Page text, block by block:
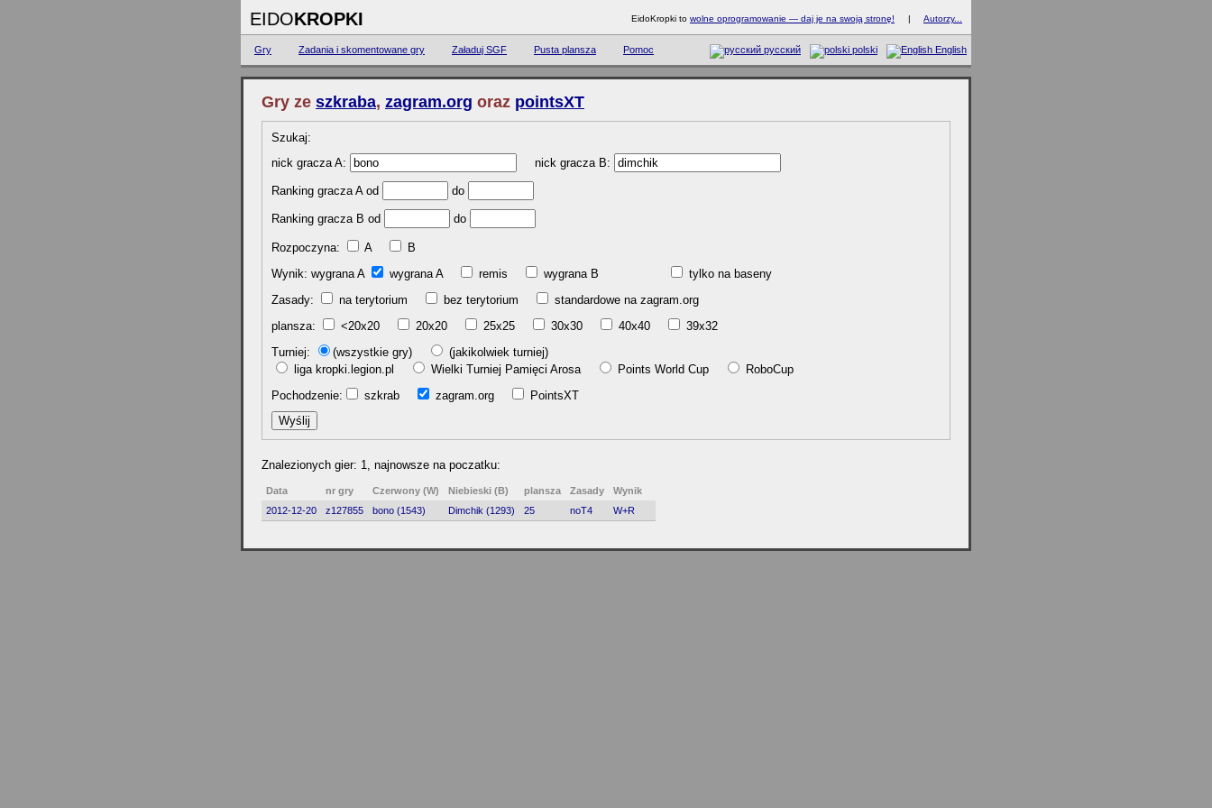
EIDOKROPKI EidoKropki to wolne oprogramowanie — daj je na swoją stronę! | Autorzy...
Gry Zadania i skomentowane gry Załaduj SGF Pusta plansza Pomoc English
polski
русский
Gry ze szkraba, zagram.org oraz pointsXT
Szukaj:
nick gracza A:
nick gracza B:
Ranking gracza A od do
Ranking gracza B od do
Rozpoczyna: A
B
Wynik: wygrana A
wygrana A remis wygrana B
tylko na baseny
Zasady:
na terytorium bez terytorium
standardowe na zagram.org
plansza:
<20x20 20x20 25x25 30x30 40x40
39x32
Turniej:
(wszystkie gry)
(jakikolwiek turniej)
liga kropki.legion.pl
Wielki Turniej Pamięci Arosa Points World Cup
RoboCup
Pochodzenie:
szkrab zagram.org PointsXT
Znalezionych gier: 1, najnowsze na poczatku:
Data nr gry Czerwony (W) Niebieski (B) plansza Zasady
Wynik
2012-12-20
z127855 bono (1543) Dimchik (1293) 25 noT4 W+R